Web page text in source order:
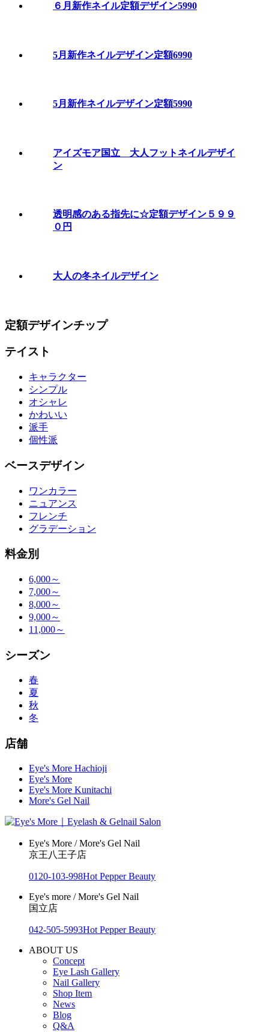
６月新作ネイル定額デザイン5990
5月新作ネイルデザイン定額6990
5月新作ネイルデザイン定額5990
アイズモア国立 大人フットネイルデザイ
ン
透明感のある指先に☆定額デザイン５９９
０円
大人の冬ネイルデザイン
定額デザインチップ
テイスト
キャラクター
シンプル
オシャレ
かわいい
派手
個性派
ベースデザイン
ワンカラー
ニュアンス
フレンチ
グラデーション
料金別
6,000～
7,000～
8,000～
9,000～
11,000～
シーズン
春
夏
秋
冬
店舗
Eye's More Hachioji
Eye's More
Eye's More Kunitachi
More's Gel Nail
Eye's More / More's Gel Nail
京王八王子店
0120-103-998Hot Pepper Beauty
Eye's more / More's Gel Nail
国立店
042-505-5993Hot Pepper Beauty
ABOUT US
Concept
Eye Lash Gallery
Nail Gallery
Shop Item
News
Blog
Q&A